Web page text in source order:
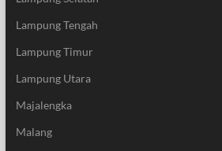
Lampung Tengah
Lampung Timur
Lampung Utara
Majalengka
Malang